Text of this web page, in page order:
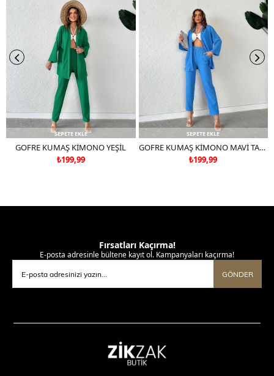
SEPETE EKLE
GOFRE KUMAŞ KİMONO YEŞİL
₺199,99
SEPETE EKLE
GOFRE KUMAŞ KİMONO MAVİ TAKIM DEĞİLDİR
₺199,99
Fırsatları Kaçırma!
E-posta adresinle bültene kayıt ol. Kampanyaları kaçırma!
GÖNDER